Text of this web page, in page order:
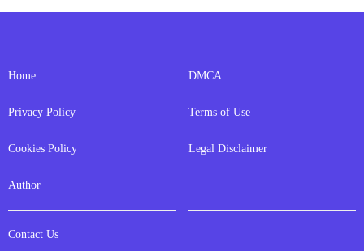
Home
Privacy Policy
Cookies Policy
Author
DMCA
Terms of Use
Legal Disclaimer
Contact Us